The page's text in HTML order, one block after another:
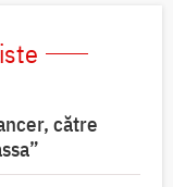
către